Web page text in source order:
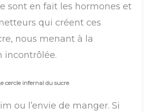
sont en fait les hormones et
qui créent ces
nous menant à la
incontrôlée.
cercle infernal du sucre
ou l’envie de manger. Si